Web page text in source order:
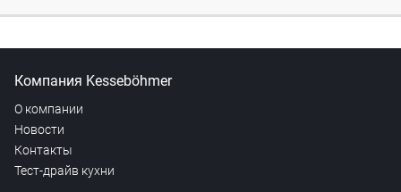
Компания Kesseböhmer
О компании
Новости
Контакты
Тест-драйв кухни